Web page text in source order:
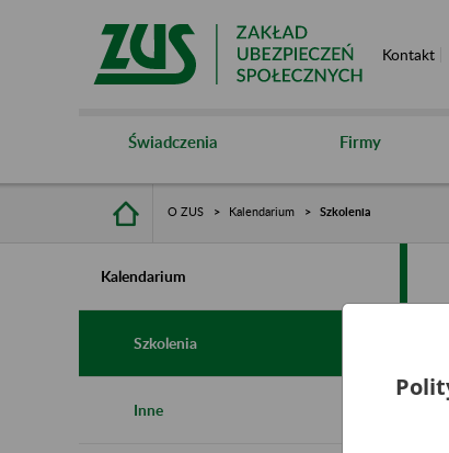
Kontakt
Świadczenia Firmy
O ZUS Kalendarium Szkolenia
Kalendarium
Szkolenia
Inne